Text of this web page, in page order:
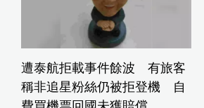
遭泰航拒載事件餘波 有旅客
稱非追星粉絲仍被拒登機 自